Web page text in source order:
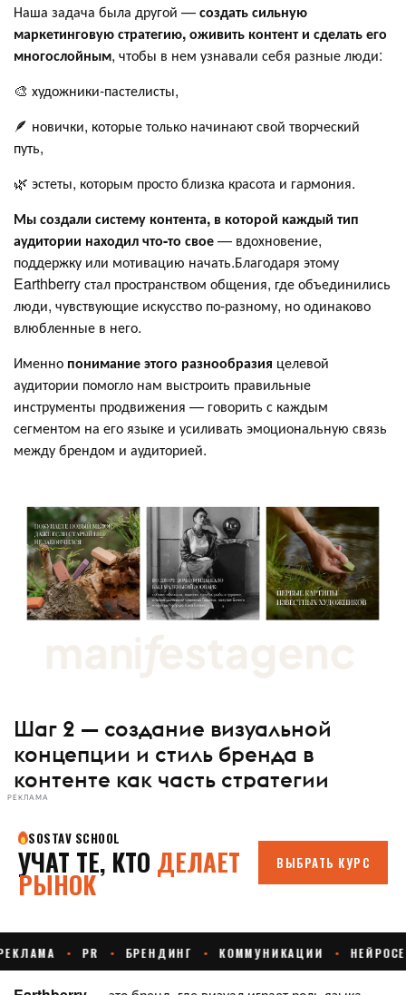
Наша задача была другой —создать сильную
маркетинговую стратегию, оживить контент и сделать его
многослойным, чтобы в нем узнавали себя разные люди:
🎨 художники-пастелисты,
🪶 новички, которые только начинают свой творческий
путь,
🌿 эстеты, которым просто близка красота и гармония.
Мы создали систему контента, в которой каждый тип
аудитории находил что-то свое— вдохновение,
поддержку или мотивацию начать.Благодаря этому
Earthberry стал пространством общения, где объединились
люди, чувствующие искусство по-разному, но одинаково
влюбленные в него.
Именно понимание этого разнообразия целевой
аудитории помогло нам выстроить правильные
инструменты продвижения — говорить с каждым
сегментом на его языке и усиливать эмоциональную связь
между брендом и аудиторией.
Шаг 2 — создание визуальной
концепции и стиль бренда в
контенте как часть стратегии
РЕКЛАМА